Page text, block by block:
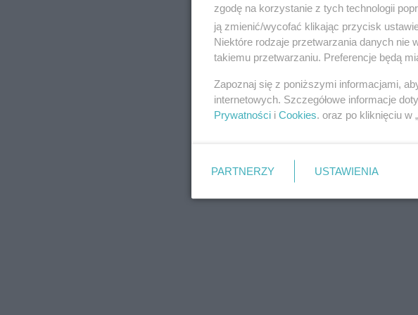
zgodę na korzystanie z tych technologii
ją zmienić/wycofać klikając przycisk
Niektóre rodzaje przetwarzania danych
takiemu przetwarzaniu. Preferencje będą
Zapoznaj się z poniższymi informacjami,
internetowych. Szczegółowe informacje
Prywatności i Cookies. oraz po kliknięciu w
PARTNERZY USTAWIENIA